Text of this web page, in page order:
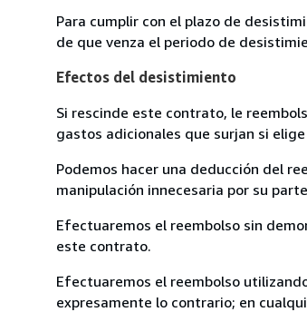
Para cumplir con el plazo de
de que venza el periodo de
Efectos del desistimiento
Si rescinde este contrato, le
gastos adicionales que surjan si
Podemos hacer una deducción del
manipulación innecesaria por su
Efectuaremos el reembolso sin
este contrato.
Efectuaremos el reembolso
expresamente lo contrario; en